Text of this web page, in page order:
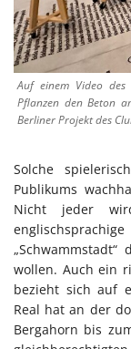
Auf einem Video des
Pflanzen den Beton
Berliner Projekt des
Solche
Publikums
Nicht jeder
wollen. Auch ein
bezieht sich auf
Real hat an der
Bergahorn bis